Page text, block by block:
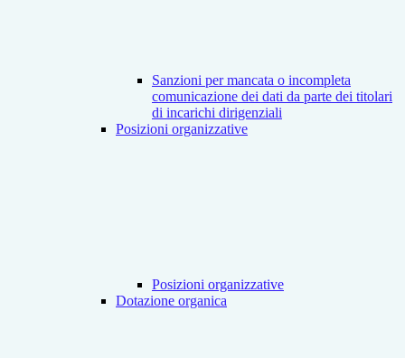
Sanzioni per mancata o incompleta
comunicazione dei dati da parte dei titolari
di incarichi dirigenziali
Posizioni organizzative
Posizioni organizzative
Dotazione organica